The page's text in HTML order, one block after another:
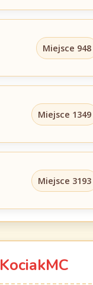
Miejsce 948
Miejsce 1349
Miejsce 3193